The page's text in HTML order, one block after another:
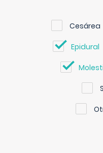
Cesárea
Epidural